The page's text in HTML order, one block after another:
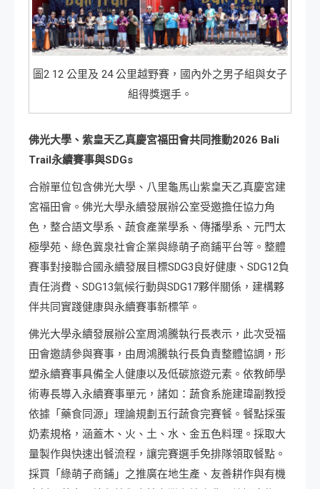
圖2 12 公里及 24 公里越野賽，國內外之男子組與女子
組得獎選手。
佛光大學、紫皇天乙真慶宮福田會共同推動2026 Bali
Trail永續賽事與SDGs
合辦單位包含佛光大學、八里龜馬山紫皇天乙真慶宮建
宮福田會。佛光大學永續發展辦公室受邀擔任協力角
色，整合語文學系、蔬食產業學系、傳播學系、元門太
極學苑、綠色冀泉社會企業與綠萌子商鋪平台等。整體
賽事對接聯合國永續發展目標SDG3良好健康、SDG12負
責任消費、SDG13氣候行動與SDG17夥伴關係，建構夥
伴共同實踐健康與永續賽事新標竿。
佛光大學永續發展辦公室周鴻騰執行長表示，此次受福
田會邀請參與賽事，由周鴻騰執行長負責整體協調，形
塑永續賽事具備全人健康以及低碳旅遊元素。依教師學
術專長導入永續賽事單元，諸如：蔬食系施建瑋副教授
依據「藥食同源」理論規劃五行蔬食完賽餐。餐點採蛋
奶素規格，涵蓋木、火、土、水、金五色料理。採取大
量製作與快速出餐流程，讓完賽選手免排隊領取餐點。
採買「綠萌子商鋪」之推廣在地生產、友善耕作與有機